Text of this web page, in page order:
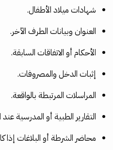
شهادات ميلاد الأطفال.
العنوان وبيانات الطرف الآخر.
الأحكام أو الاتفاقات السابقة.
إثبات الدخل والمصروفات.
المراسلات المرتبطة بالواقعة.
التقارير الطبية أو المدرسية
محاضر الشرطة أو البلاغات